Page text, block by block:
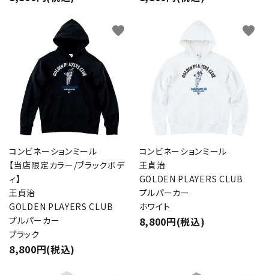
コンビネーションミール
【当店限定カラー/ブラックボデ
ィ】
王貞治
GOLDEN PLAYERS CLUB
プルパーカー
ブラック
8,800円(税込)
favorite
コンビネーションミール
王貞治
GOLDEN PLAYERS CLUB
プルパーカー
ホワイト
8,800円(税込)
favorite